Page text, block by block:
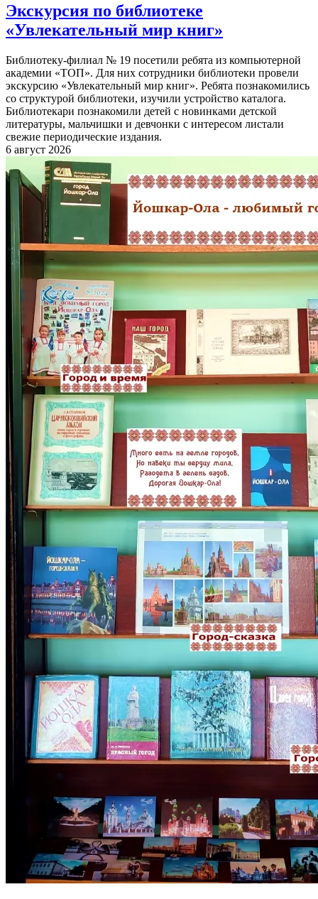
Экскурсия по библиотеке
«Увлекательный мир книг»
Библиотеку-филиал № 19 посетили ребята из компьютерной
академии «ТОП». Для них сотрудники библиотеки провели
экскурсию «Увлекательный мир книг». Ребята познакомились
со структурой библиотеки, изучили устройство каталога.
Библиотекари познакомили детей с новинками детской
литературы, мальчишки и девчонки с интересом листали
свежие периодические издания.
6 август 2026